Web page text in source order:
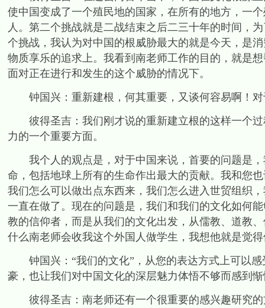
使中国变成了一个殖民地的国家，在所有的地方，一
人。第二个挑战就是二战结束之后二三十年的时间，
个挑战，我认为对中国的根威胁最大的就是今天，是
物质享乐的追求上。我看到南老师工作的目的，就是
面对正在进行和发生的这个威胁的情况下。
钟国兴：重新建根，何其重要，又谈何容易啊！对
彼得圣吉：我们刚才说的重新建立根的这样一个过
力的一个重要方面。
我个人的观点是，对于中国来说，首要的问题是，
命，包括地球上所有的生命作出最大的贡献。我和您
我们怎么可以做出点东西来，我们怎么进入世贸组织
一直在做了。现在的问题是，我们和我们的文化如何
教的信仰者，而是从我们的文化出发，从儒教、道教
什么南老师会收我这个外国人做学生，我想他就是觉
钟国兴：“我们的文化”，从您的表达方式上可以感
豪，也让我们对中国文化的深层魅力体悟不够而感到
彼得圣吉：南老师还有一个很重要的感兴趣研究的